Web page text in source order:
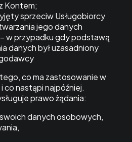
Kontem;
sprzeciw Usługobiorcy
jego danych
w przypadku gdy podstawą
danych był uzasadniony
co ma zastosowanie w
co nastąpi najpóźniej.
prawo żądania:
danych osobowych,